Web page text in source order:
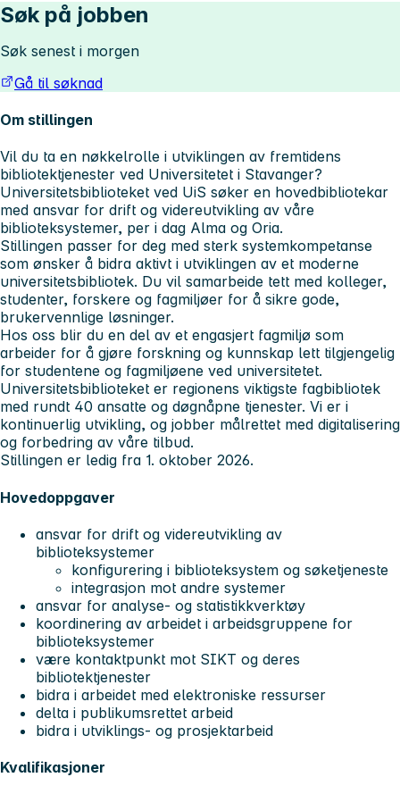
Søk på jobben
Søk senest i morgen
Gå til søknad
Om stillingen
Vil du ta en nøkkelrolle i utviklingen av fremtidens
bibliotektjenester ved Universitetet i Stavanger?
Universitetsbiblioteket ved UiS søker en hovedbibliotekar
med ansvar for drift og videreutvikling av våre
biblioteksystemer, per i dag Alma og Oria.
Stillingen passer for deg med sterk systemkompetanse
som ønsker å bidra aktivt i utviklingen av et moderne
universitetsbibliotek. Du vil samarbeide tett med kolleger,
studenter, forskere og fagmiljøer for å sikre gode,
brukervennlige løsninger.
Hos oss blir du en del av et engasjert fagmiljø som
arbeider for å gjøre forskning og kunnskap lett tilgjengelig
for studentene og fagmiljøene ved universitetet.
Universitetsbiblioteket er regionens viktigste fagbibliotek
med rundt 40 ansatte og døgnåpne tjenester. Vi er i
kontinuerlig utvikling, og jobber målrettet med digitalisering
og forbedring av våre tilbud.
Stillingen er ledig fra 1. oktober 2026.
Hovedoppgaver
ansvar for drift og videreutvikling av
biblioteksystemer
konfigurering i biblioteksystem og søketjeneste
integrasjon mot andre systemer
ansvar for analyse- og statistikkverktøy
koordinering av arbeidet i arbeidsgruppene for
biblioteksystemer
være kontaktpunkt mot SIKT og deres
bibliotektjenester
bidra i arbeidet med elektroniske ressurser
delta i publikumsrettet arbeid
bidra i utviklings- og prosjektarbeid
Kvalifikasjoner